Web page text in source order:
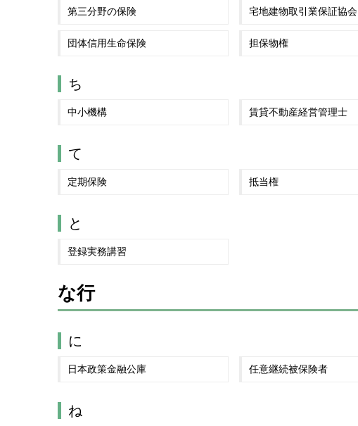
第三分野の保険 宅地建物取引業保証協会
団体信用生命保険 担保物権
ち
中小機構 賃貸不動産経営管理士
て
定期保険 抵当権
と
登録実務講習
な行
に
日本政策金融公庫 任意継続被保険者
ね